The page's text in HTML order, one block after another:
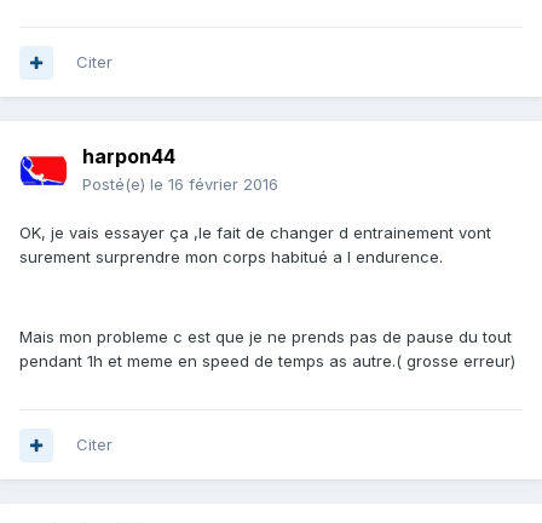
Citer
harpon44
Posté(e) le 16 février 2016
OK, je vais essayer ça ,le fait de changer d entrainement vont
surement surprendre mon corps habitué a l endurence.
Mais mon probleme c est que je ne prends pas de pause du tout
pendant 1h et meme en speed de temps as autre.( grosse erreur)
Citer